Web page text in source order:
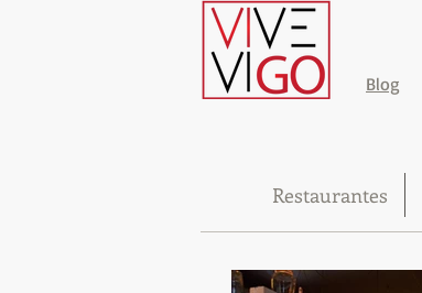
Blog
Restaurantes